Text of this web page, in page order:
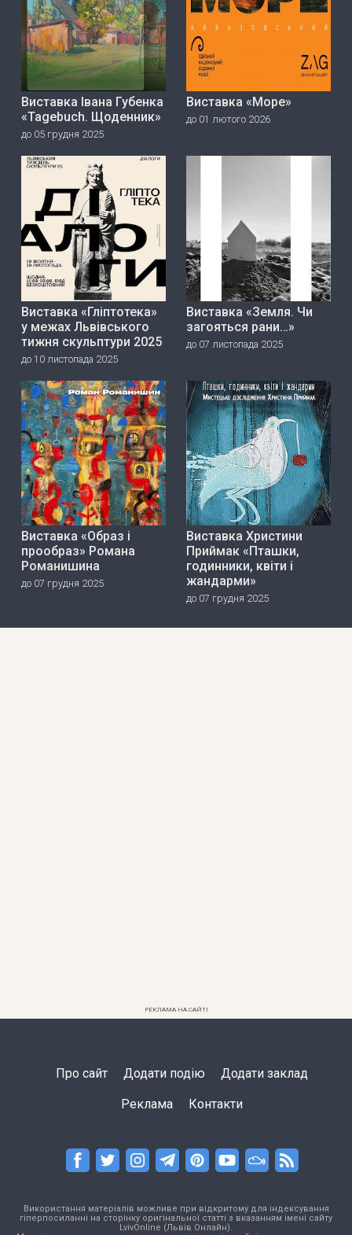
Виставка Івана Губенка
«Tagebuch. Щоденник»
до 05 грудня 2025
Виставка «Море»
до 01 лютого 2026
Виставка «Гліптотека»
у межах Львівського
тижня скульптури 2025
до 10 листопада 2025
Виставка «Земля. Чи
загояться рани…»
до 07 листопада 2025
Виставка «Образ і
прообраз» Романа
Романишина
до 07 грудня 2025
Виставка Христини
Приймак «Пташки,
годинники, квіти і
жандарми»
до 07 грудня 2025
РЕКЛАМА НА САЙТІ
Про сайт Додати подію Додати заклад
Реклама Контакти
Використання матеріалів можливе при відкритому для індексування
гіперпосиланні на сторінку оригінальної статті з вказанням імені сайту
LvivOnline (Львів Онлайн).